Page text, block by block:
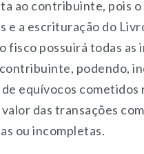
ao contribuinte, pois
e a escrituração do
fisco possuirá todas as
podendo,
equívocos cometidos
das transações
ou incompletas.